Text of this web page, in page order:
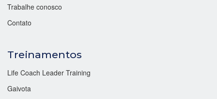
Trabalhe conosco
Contato
Treinamentos
Life Coach Leader Training
Gaivota